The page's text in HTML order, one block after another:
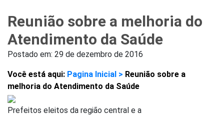
Reunião sobre a melhoria do
Atendimento da Saúde
Postado em: 29 de dezembro de 2016
Você está aqui: Pagina Inicial > Reunião sobre a
melhoria do Atendimento da Saúde
Prefeitos eleitos da região central e a